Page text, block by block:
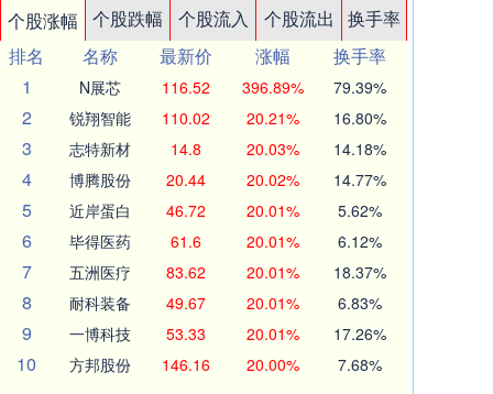
个股涨幅 个股跌幅 个股流入 个股流出
换手率
排名
名称 最新价 涨幅
换手率
1
N展芯 116.52 396.89% 79.39%
2 锐翔智能 110.02 20.21% 16.80%
3 志特新材 14.8 20.03% 14.18%
4 博腾股份 20.44 20.02% 14.77%
5 近岸蛋白 46.72 20.01% 5.62%
6 毕得医药 61.6 20.01% 6.12%
7 五洲医疗 83.62 20.01% 18.37%
8 耐科装备 49.67 20.01% 6.83%
9 一博科技 53.33 20.01% 17.26%
10 方邦股份 146.16 20.00% 7.68%